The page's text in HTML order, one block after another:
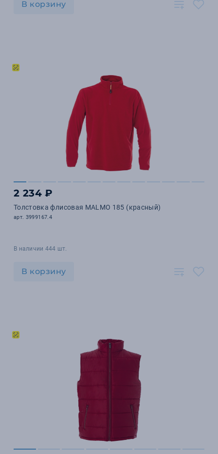
В корзину
2 234 ₽
Толстовка флисовая MALMO 185 (красный)
арт. 3999167.4
В наличии 444 шт.
В корзину